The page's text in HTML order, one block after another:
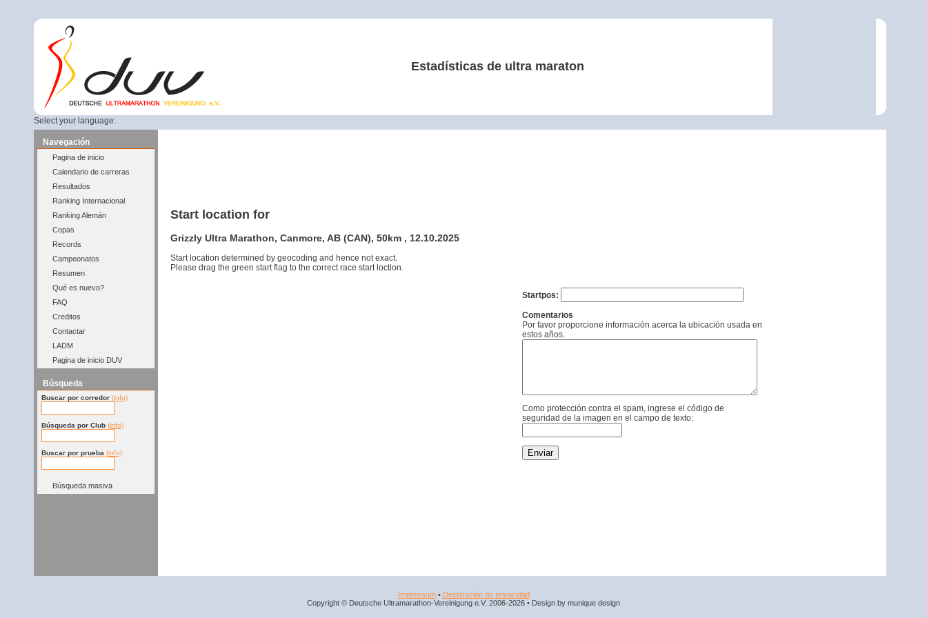
Estadísticas de ultra maraton
Select your language:
Navegación
Pagina de inicio
Calendario de carreras
Resultados
Ranking Internacional
Ranking Alemán
Copas
Records
Campeonatos
Resumen
Qué es nuevo?
FAQ
Creditos
Contactar
LADM
Pagina de inicio DUV
Búsqueda
Buscar por corredor (info)
Búsqueda por Club (info)
Buscar por prueba (info)
Búsqueda masiva
Start location for
Grizzly Ultra Marathon, Canmore, AB (CAN), 50km , 12.10.2025
Start location determined by geocoding and hence not exact.
Please drag the green start flag to the correct race start loction.
Startpos:
Comentarios
Por favor proporcione información acerca la ubicación usada en
estos años.
Como protección contra el spam, ingrese el código de
seguridad de la imagen en el campo de texto:
Impressum• Declaración de privacidad
Copyright © Deutsche Ultramarathon-Vereinigung e.V. 2006-2026 • Design by munique design